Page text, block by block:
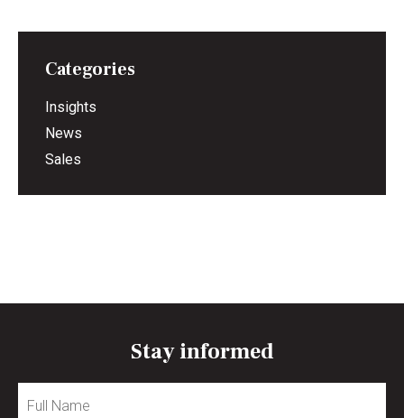
Categories
Insights
News
Sales
Stay informed
Name